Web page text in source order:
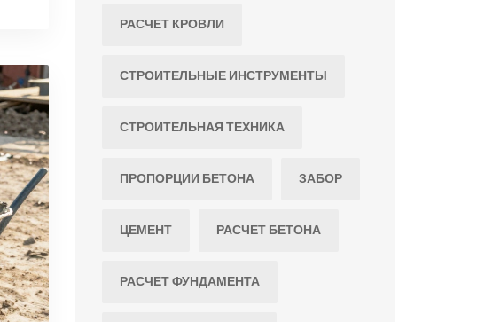
РАСЧЕТ КРОВЛИ
СТРОИТЕЛЬНЫЕ ИНСТРУМЕНТЫ
СТРОИТЕЛЬНАЯ ТЕХНИКА
ПРОПОРЦИИ БЕТОНА ЗАБОР
ЦЕМЕНТ РАСЧЕТ БЕТОНА
РАСЧЕТ ФУНДАМЕНТА